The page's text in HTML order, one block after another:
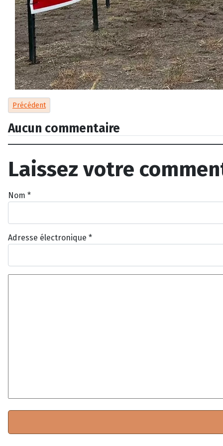
Article précédent : Stop aux feux d’artifice : quand la fête devient
Précédent
Aucun commentaire
Laissez votre
Nom *
Adresse électronique *
*